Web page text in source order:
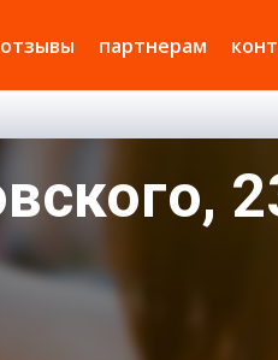
отзывы партнерам